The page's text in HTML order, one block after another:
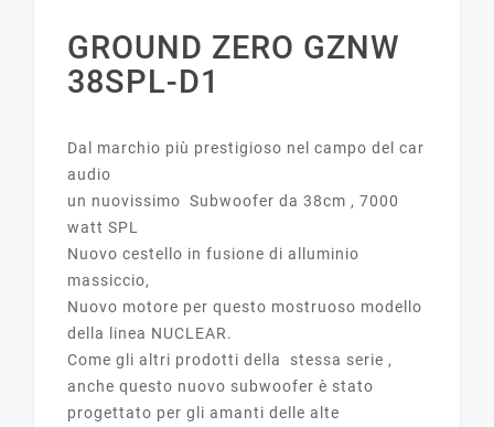
GROUND ZERO GZNW
38SPL-D1
Dal marchio più prestigioso nel campo del car
audio
un nuovissimo Subwoofer da 38cm , 7000
watt SPL
Nuovo cestello in fusione di alluminio
massiccio,
Nuovo motore per questo mostruoso modello
della linea NUCLEAR.
Come gli altri prodotti della stessa serie ,
anche questo nuovo subwoofer è stato
progettato per gli amanti delle alte